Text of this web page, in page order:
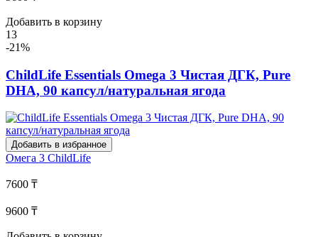
Добавить в корзину
13
-21%
ChildLife Essentials Omega 3 Чистая ДГК, Pure
DHA, 90 капсул/натуральная ягода
Добавить в избранное
Омега 3 ChildLife
7600 ₸
9600 ₸